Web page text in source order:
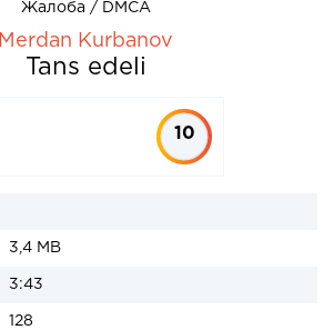
Жалоба / DMCA
Merdan Kurbanov
Tans edeli
10
3,4 MB
3:43
128